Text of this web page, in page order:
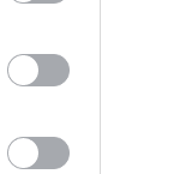
εκδίδει
ΔΕΕΠ (ΝΟΔΕ)
κυβέρνηση